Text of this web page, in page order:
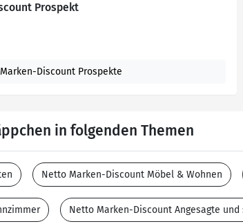
Prospekt
Discount Prospekte
in folgenden Themen
Netto Marken-Discount Möbel & Wohnen
Netto Marken-Discount Angesagte und